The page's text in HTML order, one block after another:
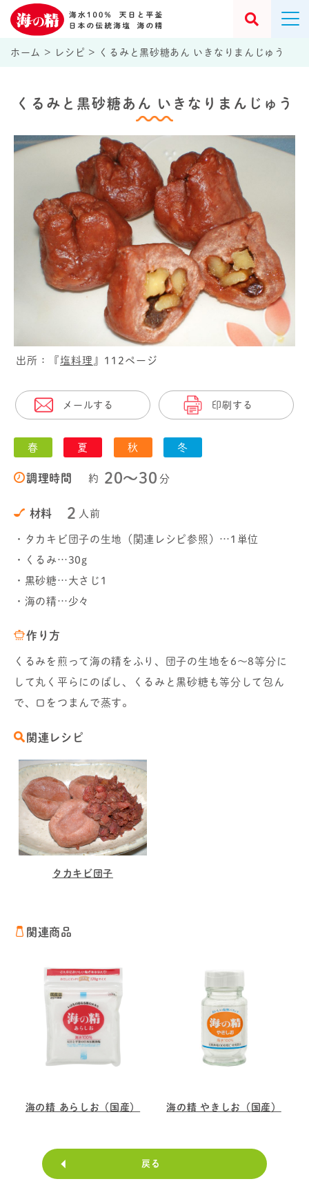
ホーム > レシピ > くるみと黒砂糖あん いきなりまんじゅう
くるみと黒砂糖あん いきなりまんじゅう
出所：『塩料理 』112ページ
メールする 印刷する
春 夏 秋 冬
調理時間 約 20〜30 分
材料 2 人前
・タカキビ団子の生地（関連レシピ参照）…1単位
・くるみ…30g
・黒砂糖…大さじ1
・海の精…少々
作り方
くるみを煎って海の精をふり、団子の生地を6～8等分に
して丸く平らにのばし、くるみと黒砂糖も等分して包ん
で、口をつまんで蒸す。
関連レシピ
タカキビ団子
関連商品
海の精 あらしお（国産） 海の精 やきしお（国産）
戻る